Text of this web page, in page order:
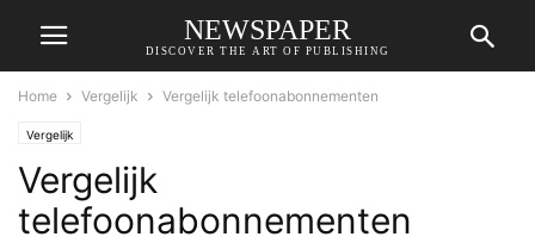
NEWSPAPER
DISCOVER THE ART OF PUBLISHING
Home Vergelijk Vergelijk telefoonabonnementen
Vergelijk
Vergelijk
telefoonabonnementen